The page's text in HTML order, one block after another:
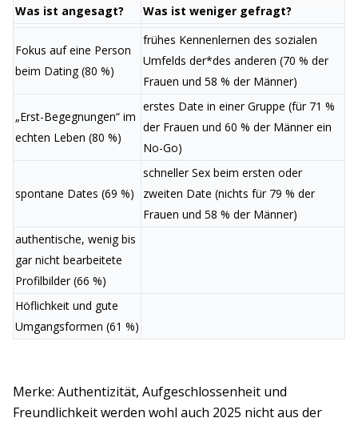
Was ist angesagt? Was ist weniger gefragt?
Fokus auf eine Person
beim Dating (80 %)
frühes Kennenlernen des sozialen
Umfelds der*des anderen (70 % der
Frauen und 58 % der Männer)
„Erst-Begegnungen“ im
echten Leben (80 %)
erstes Date in einer Gruppe (für 71 %
der Frauen und 60 % der Männer ein
No-Go)
spontane Dates (69 %)
schneller Sex beim ersten oder
zweiten Date (nichts für 79 % der
Frauen und 58 % der Männer)
authentische, wenig bis
gar nicht bearbeitete
Profilbilder (66 %)
Höflichkeit und gute
Umgangsformen (61 %)
Merke: Authentizität, Aufgeschlossenheit und
Freundlichkeit werden wohl auch 2025 nicht aus der